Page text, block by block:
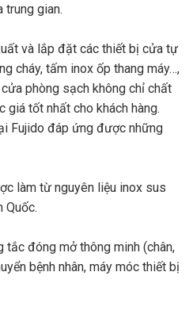
trung gian.
và lắp đặt các thiết bị cửa tự
cháy, tấm inox ốp thang máy…,
phòng sạch không chỉ chất
giá tốt nhất cho khách hàng.
Fujido đáp ứng được những
làm từ nguyên liệu inox sus
Quốc.
tắc đóng mở thông minh (chân,
bệnh nhân, máy móc thiết bị